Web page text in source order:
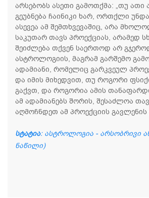
არსებობს ასეთი გამოთქმა: „თუ ათი
გეუბნება ჩაინიკი ხარ, ორთქლი
ასევეა ამ შემთხვევაშიც, არა
საკუთარ თავს პროექციას, არამედ
შეიძლება თქვენ საერთოდ არ
ასტროლოგიის, მაგრამ გარშემო
ადამიანი, რომელიც გარკვეულ
და იმის მიხედვით, თუ როგორი
გაქვთ, და როგორია ამის
ამ ადამიანებს შორის, შესაძლოა
აღმოჩნდეთ ამ პროექციის გავლენის
სტატია: ასტროლოგია - არსობრივი
ნაწილი)